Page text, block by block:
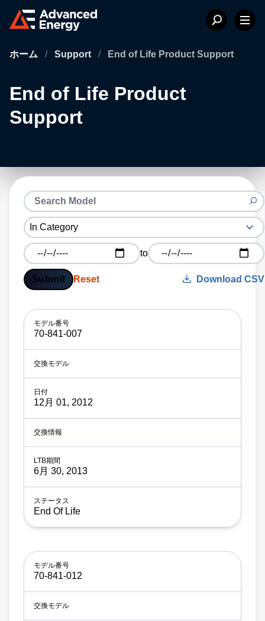
ホーム / Support / End of Life Product Support
End of Life Product
Support
to
Submit Reset Download CSV
70-841-007
12月 01, 2012
6月 30, 2013
End Of Life
70-841-012